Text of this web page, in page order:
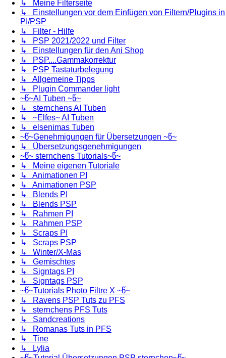
↳ Meine Filterseite
↳ Einstellungen vor dem Einfügen von Filtern/Plugins in
PI/PSP
↳ Filter - Hilfe
↳ PSP 2021/2022 und Filter
↳ Einstellungen für den Ani Shop
↳ PSP....Gammakorrektur
↳ PSP Tastaturbelegung
↳ Allgemeine Tipps
↳ Plugin Commander light
~წ~AI Tuben ~წ~
↳ sternchens AI Tuben
↳ ~Elfes~ AI Tuben
↳ elsenimas Tuben
~წ~Genehmigungen für Übersetzungen ~წ~
↳ Übersetzungsgenehmigungen
~წ~ sternchens Tutorials~წ~
↳ Meine eigenen Tutoriale
↳ Animationen PI
↳ Animationen PSP
↳ Blends PI
↳ Blends PSP
↳ Rahmen PI
↳ Rahmen PSP
↳ Scraps PI
↳ Scraps PSP
↳ Winter/X-Mas
↳ Gemischtes
↳ Signtags PI
↳ Signtags PSP
~წ~Tutorials Photo Filtre X ~წ~
↳ Ravens PSP Tuts zu PFS
↳ sternchens PFS Tuts
↳ Sandcreations
↳ Romanas Tuts in PFS
↳ Tine
↳ Lylia